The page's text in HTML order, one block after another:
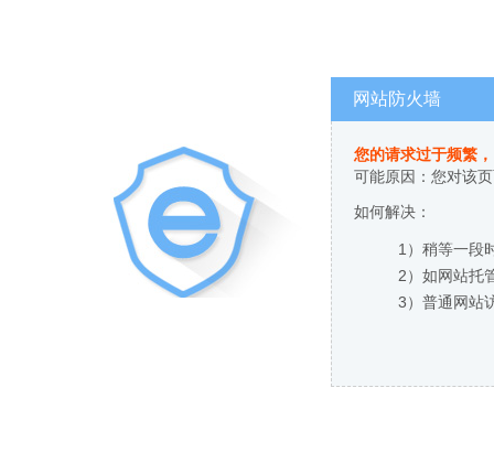
网站防火墙
您的请求过于频繁
可能原因：您对该
如何解决：
1）稍等一段
2）如网站托
3）普通网站